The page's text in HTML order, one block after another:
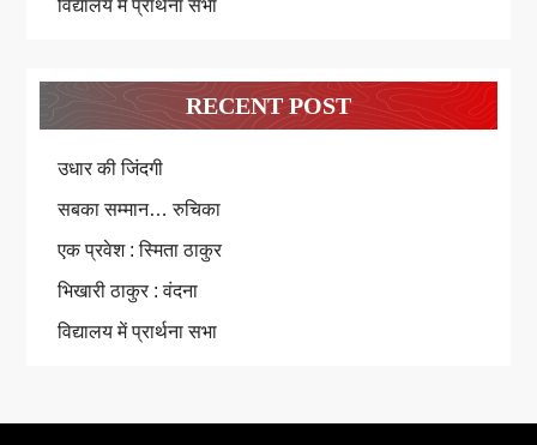
विद्यालय में प्रार्थना सभा
RECENT POST
उधार की जिंदगी
सबका सम्मान… रुचिका
एक प्रवेश : स्मिता ठाकुर
भिखारी ठाकुर : वंदना
विद्यालय में प्रार्थना सभा